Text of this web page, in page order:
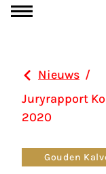
Ga
Nieuws /
Juryrapport
2020
Gouden